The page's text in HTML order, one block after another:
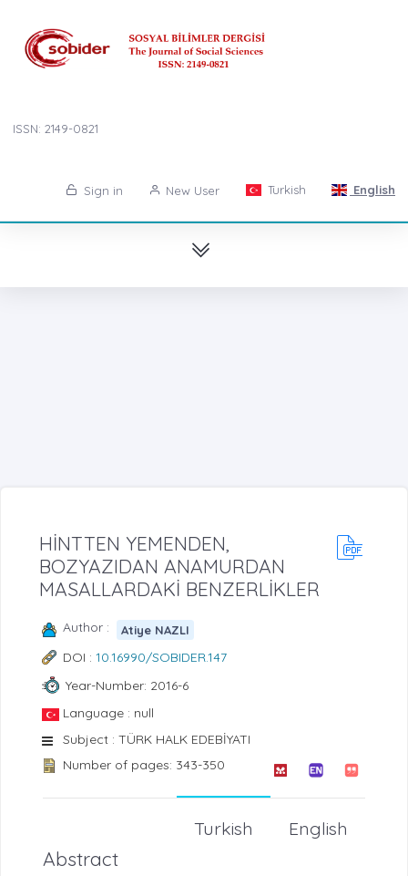
ISSN: 2149-0821
Sign in New User Turkish English
HİNTTEN YEMENDEN,
BOZYAZIDAN ANAMURDAN
MASALLARDAKİ BENZERLİKLER
Author : Atiye NAZLI
DOI : 10.16990/SOBIDER.147
Year-Number: 2016-6
Language : null
Subject : TÜRK HALK EDEBİYATI
Number of pages: 343-350
English
Turkish
Abstract